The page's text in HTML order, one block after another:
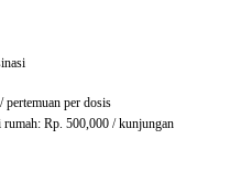
per dosis
Rp. 500,000 / kunjungan